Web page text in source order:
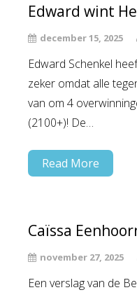
Edward wint
december 15, 2025
Edward Schenkel
zeker omdat alle
van om 4
(2100+)! De…
Read More
Caïssa
november 27, 2025
Een verslag van de